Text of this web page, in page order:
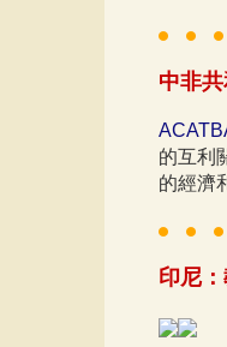
中非
的互利
的經濟
印尼